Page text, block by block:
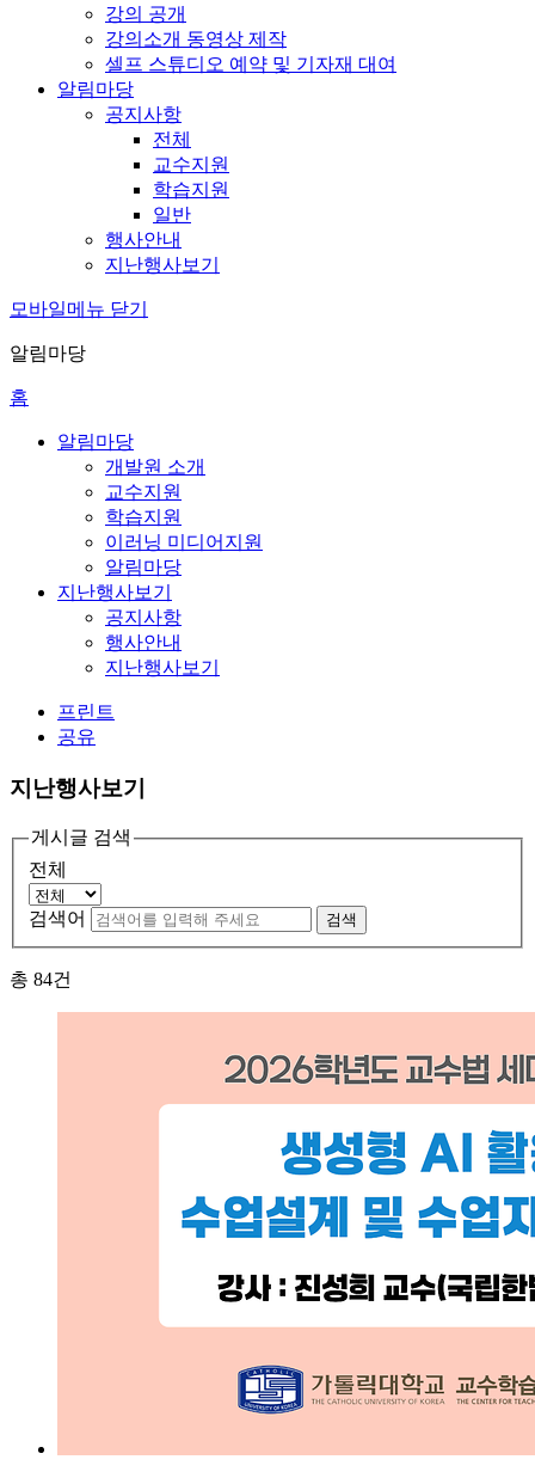
강의 공개
강의소개 동영상 제작
셀프 스튜디오 예약 및 기자재 대여
알림마당
공지사항
전체
교수지원
학습지원
일반
행사안내
지난행사보기
모바일메뉴 닫기
알림마당
홈
알림마당
개발원 소개
교수지원
학습지원
이러닝 미디어지원
알림마당
지난행사보기
공지사항
행사안내
지난행사보기
프린트
공유
지난행사보기
게시글 검색
전체
검색어 검색
총 84건